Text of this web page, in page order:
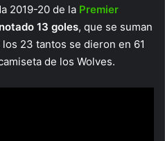
2019-20 de la Premier
13 goles, que se suman
23 tantos se dieron en 61
de los Wolves.